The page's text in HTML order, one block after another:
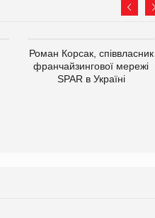
Роман Корсак, співвласник
франчайзингової мережі
SPAR в Україні